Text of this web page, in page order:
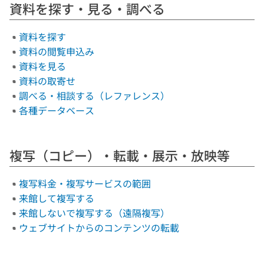
資料を探す・見る・調べる
資料を探す
資料の閲覧申込み
資料を見る
資料の取寄せ
調べる・相談する（レファレンス）
各種データベース
複写（コピー）・転載・展示・放映等
複写料金・複写サービスの範囲
来館して複写する
来館しないで複写する（遠隔複写）
ウェブサイトからのコンテンツの転載